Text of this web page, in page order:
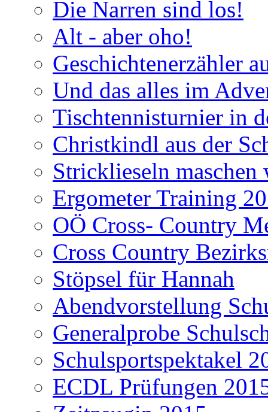
Die Narren sind los!
Alt - aber oho!
Geschichtenerzähler
Und das alles im
Tischtennisturnier in
Christkindl aus der
Stricklieseln maschen
Ergometer Training
OÖ Cross- Country
Cross Country
Stöpsel für Hannah
Abendvorstellung
Generalprobe
Schulsportspektakel
ECDL Prüfungen